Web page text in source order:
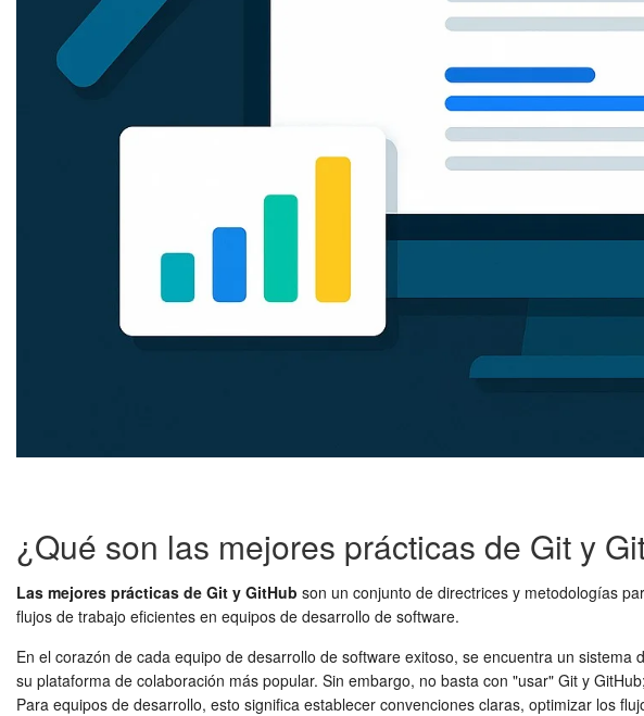
¿Qué son las mejores prácticas de Git y
Las mejores prácticas de Git y GitHub son un conjunto de directrices y metodologías
flujos de trabajo eficientes en equipos de desarrollo de software.
En el corazón de cada equipo de desarrollo de software exitoso, se encuentra un
su plataforma de colaboración más popular. Sin embargo, no basta con "usar" Git y
Para equipos de desarrollo, esto significa establecer convenciones claras, optimizar los